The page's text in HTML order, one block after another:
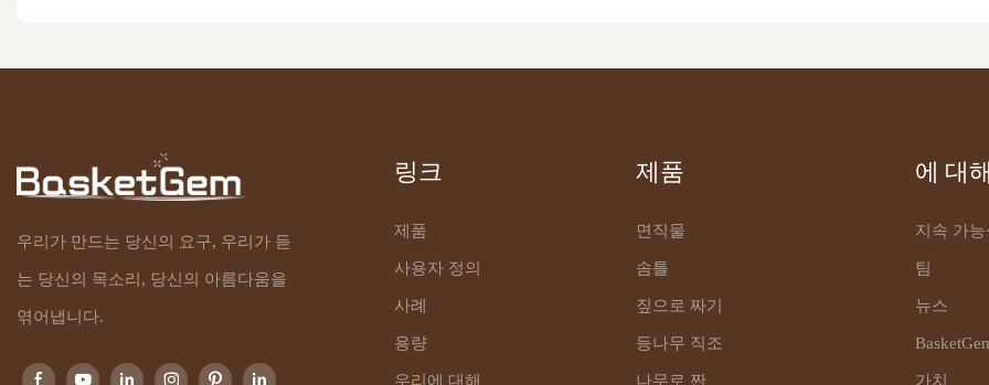
우리가 만드는 당신의 요구, 우리가 듣
는 당신의 목소리, 당신의 아름다움을
엮어냅니다.
링크
제품
사용자 정의
사례
용량
우리에 대해
제품
면직물
솜틀
짚으로 짜기
등나무 직조
나무로 짠
에 대
지속 가능
팀
뉴스
가치